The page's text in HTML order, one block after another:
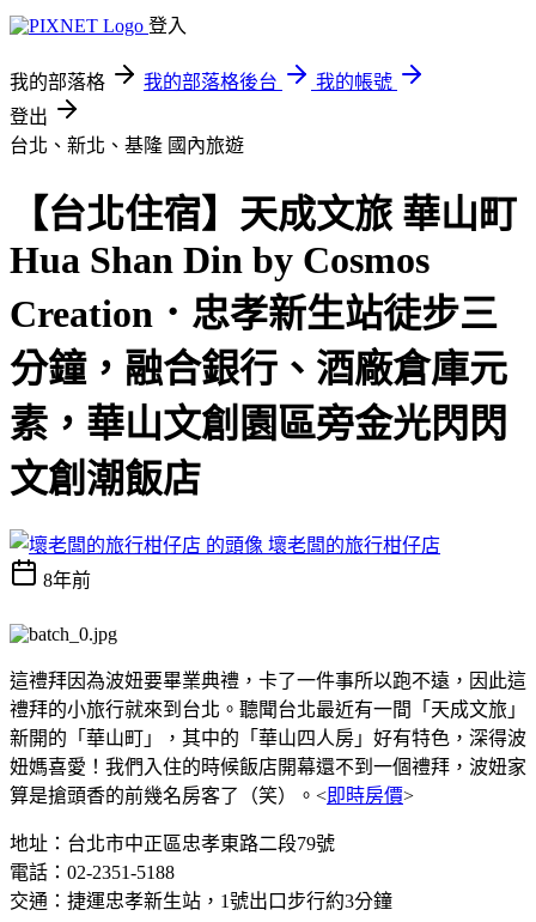
登入
我的部落格 我的部落格後台
我的帳號
登出
台北、新北、基隆 國內旅遊
【台北住宿】天成文旅 華山町
Hua Shan Din by Cosmos
Creation．忠孝新生站徒步三
分鐘，融合銀行、酒廠倉庫元
素，華山文創園區旁金光閃閃
文創潮飯店
壞老闆的旅行柑仔店
8年前
這禮拜因為波妞要畢業典禮，卡了一件事所以跑不遠，因此這
禮拜的小旅行就來到台北。聽聞台北最近有一間「天成文旅」
新開的「華山町」，其中的「華山四人房」好有特色，深得波
妞媽喜愛！我們入住的時候飯店開幕還不到一個禮拜，波妞家
算是搶頭香的前幾名房客了（笑）。<即時房價>
地址：台北市中正區忠孝東路二段79號
電話：02-2351-5188
交通：捷運忠孝新生站，1號出口步行約3分鐘